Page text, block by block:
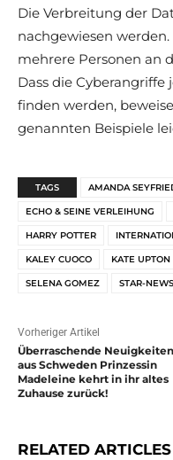
Die Verbreitung der
nachgewiesen
mehrere Personen an
Dass die Cyberangriffe
finden werden,
genannten Beispiele
TAGS AMANDA
ECHO & SEINE VERLEIHUNG
HARRY POTTER
KALEY CUOCO KATE UPTON
SELENA GOMEZ STAR-NEWS
Vorheriger Artikel
Überraschende Neuigkeiten
aus Schweden Prinzessin
Madeleine kehrt in ihr altes
Zuhause zurück!
RELATED ARTICLES